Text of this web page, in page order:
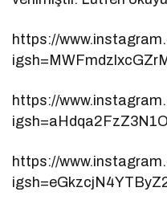
https://
https://
https://